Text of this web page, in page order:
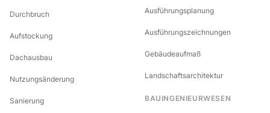
Durchbruch
Aufstockung
Dachausbau
Nutzungsänderung
Sanierung
Ausführungsplanung
Ausführungszeichnungen
Gebäudeaufmaß
Landschaftsarchitektur
BAUINGENIEURWESEN